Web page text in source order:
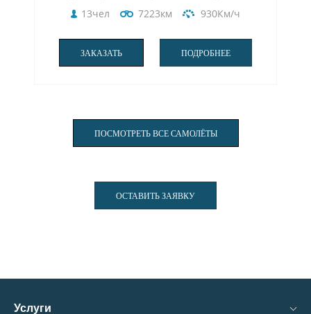
13чел
7223км 930Км/ч
ЗАКАЗАТЬ ПОДРОБНЕЕ
ПОСМОТРЕТЬ ВСЕ САМОЛЁТЫ
ОСТАВИТЬ ЗАЯВКУ
Услуги